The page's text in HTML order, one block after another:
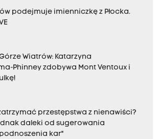
podejmuje imienniczkę z Płocka.
Wiatrów: Katarzyna
Phinney zdobywa Mont Ventoux i
przestępstwa z nienawiści?
daleki od sugerowania
kar"